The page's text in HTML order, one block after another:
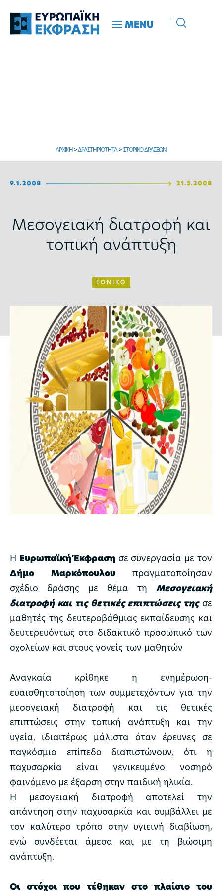
MENU
ΑΡΧΙΚΗ >ΔΡΑΣΤΗΡΙΟΤΗΤΑ>ΙΣΤΟΡΙΚΟ ΔΡΑΣΕΩΝ
9.1.2008 21.5.2008
Μεσογειακή διατροφή και
τοπική ανάπτυξη
ΕΘΝΙΚΟ
Η Ευρωπαϊκή Έκφραση σε συνεργασία με τον
Δήμο Μαρκόπουλουπραγματοποίησαν
σχέδιο δράσης με θέμα τη Μεσογειακή
διατροφή και τις θετικές επιπτώσεις τηςσε
μαθητές της δευτεροβάθμιας εκπαίδευσης και
δευτερευόντως στο διδακτικό προσωπικό των
σχολείων και στους γονείς των μαθητών
Αναγκαία κρίθηκε η ενημέρωση-
ευαισθητοποίηση των συμμετεχόντων για την
μεσογειακή διατροφή και τις θετικές
επιπτώσεις στην τοπική ανάπτυξη και την
υγεία, ιδιαιτέρως μάλιστα όταν έρευνες σε
παγκόσμιο επίπεδο διαπιστώνουν, ότι η
παχυσαρκία είναι γενικευμένο νοσηρό
φαινόμενο με έξαρση στην παιδική ηλικία.
Η μεσογειακή διατροφή αποτελεί την
απάντηση στην παχυσαρκία και συμβάλλει με
τον καλύτερο τρόπο στην υγιεινή διαβίωση,
ενώ συνδέεται άμεσα και με τη βιώσιμη
ανάπτυξη.
Οι στόχοι που τέθηκαν στο πλαίσιο του